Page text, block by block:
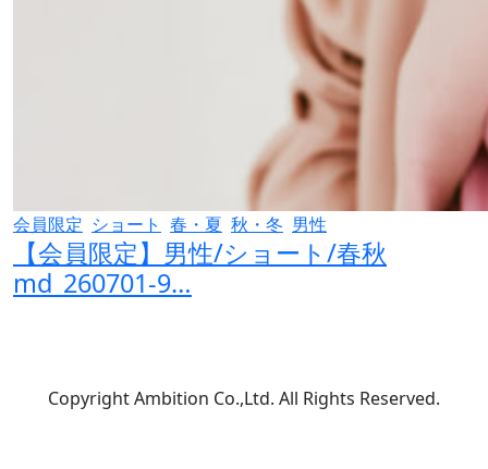
会員限定 ショート 春・夏 秋・冬 男性
【会員限定】男性/ショート/春秋
md_260701-9…
Copyright Ambition Co.,Ltd. All Rights Reserved.